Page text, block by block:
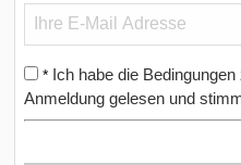
* Ich habe die
Anmeldung gelesen und